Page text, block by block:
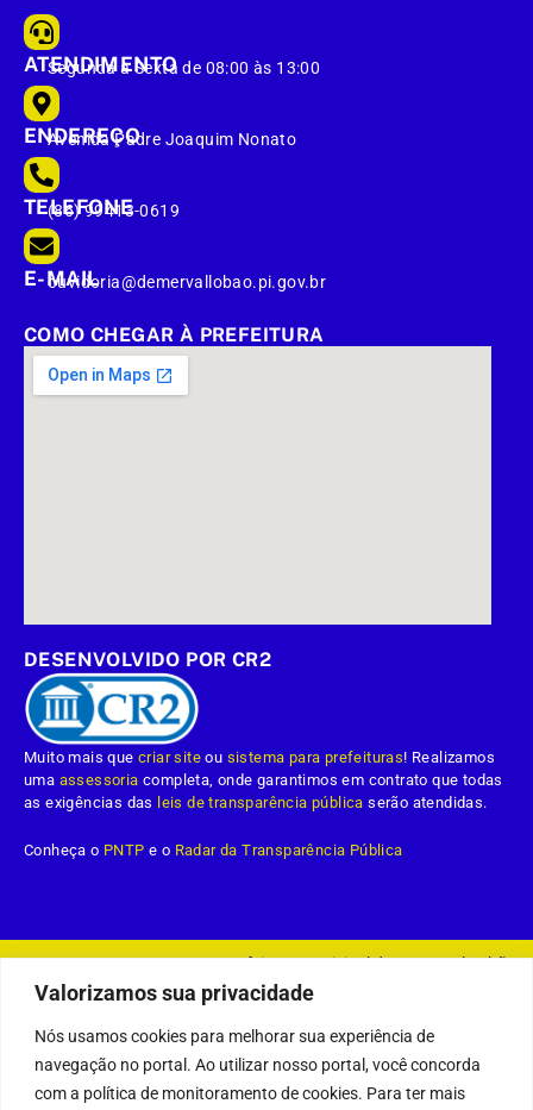
Valorizamos sua privacidade
Nós usamos cookies para melhorar sua experiência de
navegação no portal. Ao utilizar nosso portal, você concorda
com a política de monitoramento de cookies. Para ter mais
ATENDIMENTO
Segunda à Sexta de 08:00 às 13:00
ENDEREÇO
Avenida Padre Joaquim Nonato
TELEFONE
(86) 99413-0619
E-MAIL
ouvidoria@demervallobao.pi.gov.br
COMO CHEGAR À PREFEITURA
DESENVOLVIDO POR CR2
Muito mais quecriar site ou sistema para prefeituras! Realizamos
uma assessoria completa, onde garantimos em contrato que todas
as exigências das leis de transparência pública serão atendidas.
Conheça o PNTP e o Radar da Transparência Pública
Prefeitura Municipal da Demerval Lobão.
Mapa do Site Acessar Área Administrativa